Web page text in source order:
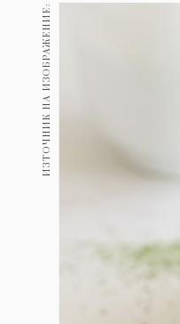
Пътувай
Здраве
Gentlemen
1817
ИЗТОЧНИК НА ИЗОБРАЖЕНИЕ: